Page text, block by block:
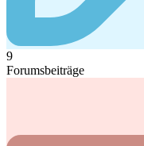
9
Forumsbeiträge